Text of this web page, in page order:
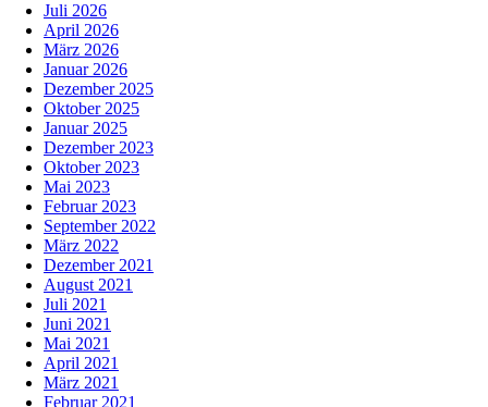
Juli 2026
April 2026
März 2026
Januar 2026
Dezember 2025
Oktober 2025
Januar 2025
Dezember 2023
Oktober 2023
Mai 2023
Februar 2023
September 2022
März 2022
Dezember 2021
August 2021
Juli 2021
Juni 2021
Mai 2021
April 2021
März 2021
Februar 2021